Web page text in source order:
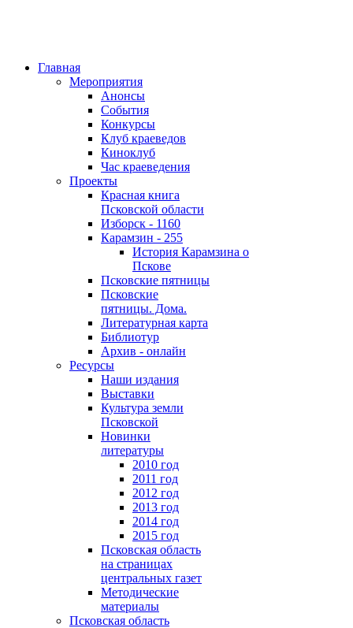
Главная
Мероприятия
Анонсы
События
Конкурсы
Клуб краеведов
Киноклуб
Час краеведения
Проекты
Красная книга
Псковской области
Изборск - 1160
Карамзин - 255
История Карамзина о
Пскове
Псковские пятницы
Псковские
пятницы. Дома.
Литературная карта
Библиотур
Архив - онлайн
Ресурсы
Наши издания
Выставки
Культура земли
Псковской
Новинки
литературы
2010 год
2011 год
2012 год
2013 год
2014 год
2015 год
Псковская область
на страницах
центральных газет
Методические
материалы
Псковская область